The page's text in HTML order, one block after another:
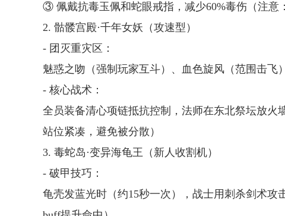
③ 佩戴抗毒玉佩和蛇眼戒指，减少60%毒伤（注意
2. 骷髅宫殿·千年女妖（攻速型）
- 团灭重灾区：
魅惑之吻（强制玩家互斗）、血色旋风（范围击飞）
- 核心战术：
全员装备清心项链抵抗控制，法师在东北祭坛放火
站位紧凑，避免被分散）
3. 毒蛇岛·变异海龟王（新人收割机）
- 破甲技巧：
龟壳发蓝光时（约15秒一次），战士用刺杀剑术